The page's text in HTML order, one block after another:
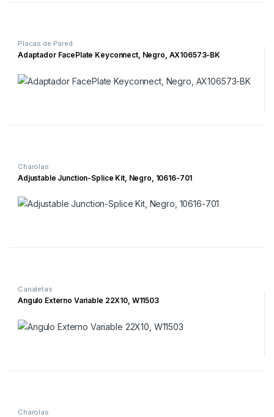
Placas de Pared
Adaptador FacePlate Keyconnect, Negro, AX106573-BK
Charolas
Adjustable Junction-Splice Kit, Negro, 10616-701
Canaletas
Angulo Externo Variable 22X10, W11503
Charolas